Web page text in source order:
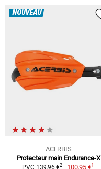
NOUVEAU
ACERBIS
Protecteur main Endurance-X
PVC 139,96 €2 100,95 €1